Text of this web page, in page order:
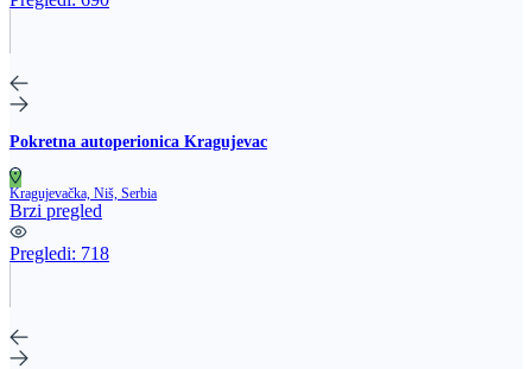
Pokretna autoperionica Kragujevac
Kragujevačka, Niš, Serbia
Brzi pregled
Pregledi: 718